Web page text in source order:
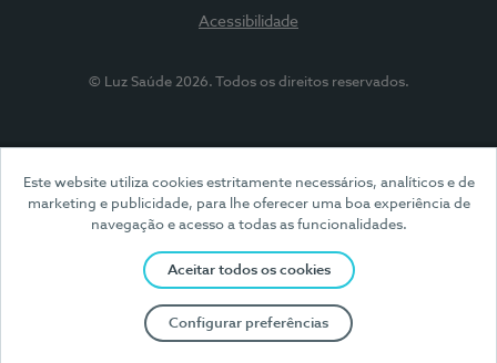
Este website utiliza cookies estritamente necessários, analíticos e de
marketing e publicidade, para lhe oferecer uma boa experiência de
navegação e acesso a todas as funcionalidades.
Aceitar todos os cookies
Configurar preferências
Acessibilidade
© Luz Saúde 2026. Todos os direitos reservados.